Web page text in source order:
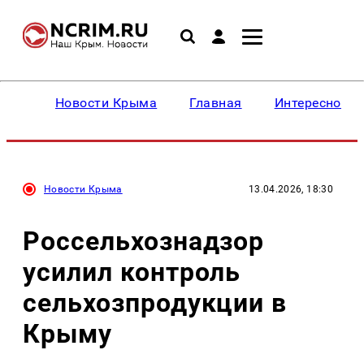
Новости Крыма Главная Интересное
Новости Крыма 13.04.2026, 18:30
Россельхознадзор
усилил контроль
сельхозпродукции в
Крыму